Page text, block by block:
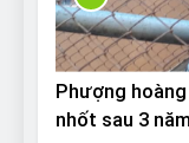
Phượng
nhốt sau 3